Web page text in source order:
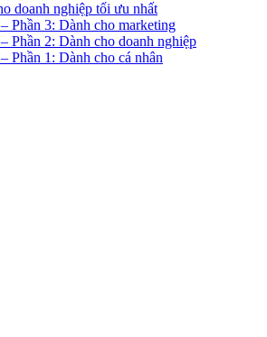
doanh nghiệp tối ưu nhất
Phần 3: Dành cho marketing
Phần 2: Dành cho doanh nghiệp
Phần 1: Dành cho cá nhân